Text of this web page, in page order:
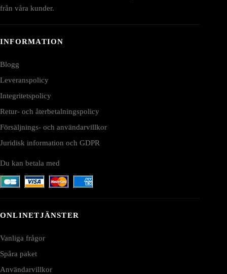
från våra kunder.
INFORMATION
Blogg
Leveranspolicy
Integritetspolicy
Retur- och återbetalningspolicy
Försäljnings- och användarvillkor
Juridisk information och GDPR
Du kan betala med
ONLINETJÄNSTER
Vanliga frågor
Spåra paket
Användarvillkor